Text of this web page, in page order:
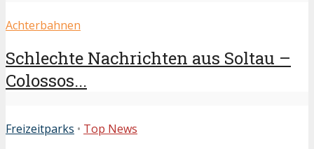
Achterbahnen
Schlechte Nachrichten aus Soltau –
Colossos...
Freizeitparks • Top News